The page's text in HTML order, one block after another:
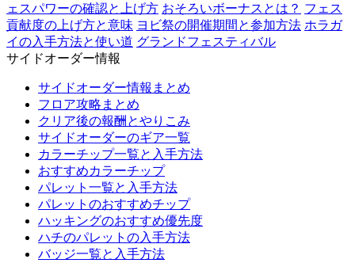
ェスパワーの確認と上げ方 おそろいボーナスとは？ フェス
貢献度の上げ方と意味 ヨビ祭の開催期間と参加方法 ホラガ
イの入手方法と使い道 グランドフェスティバル
サイドオーダー情報
サイドオーダー情報まとめ
フロア攻略まとめ
クリア後の報酬とやりこみ
サイドオーダーのギア一覧
カラーチップ一覧と入手方法
おすすめカラーチップ
パレット一覧と入手方法
パレットのおすすめチップ
ハッキングのおすすめ優先度
ハチのパレットの入手方法
バッジ一覧と入手方法